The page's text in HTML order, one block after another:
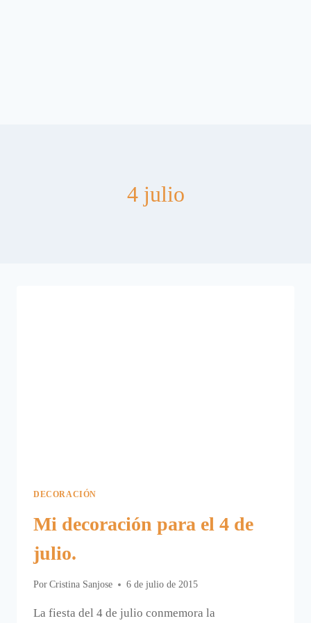
4 julio
DECORACIÓN
Mi decoración para el 4 de
julio.
Por Cristina Sanjose 6 de julio de 2015
La fiesta del 4 de julio conmemora la